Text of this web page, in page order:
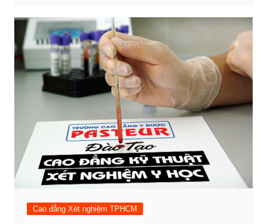
Cao đẳng Xét nghiệm TPHCM